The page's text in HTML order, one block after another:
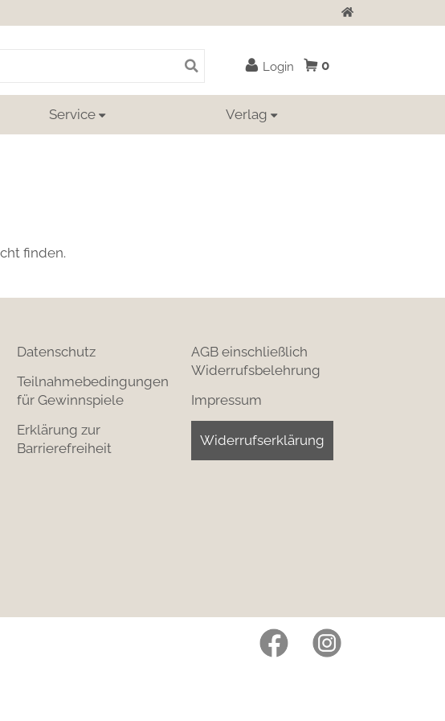
Zur Startseite
Login 0
Service Verlag
finden.
Datenschutz
Teilnahmebedingungen
für Gewinnspiele
Erklärung zur
Barrierefreiheit
AGB einschließlich
Widerrufsbelehrung
Impressum
Widerrufserklärung